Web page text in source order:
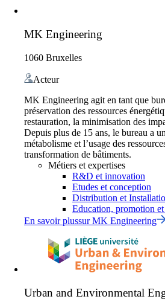
MK Engineering
1060 Bruxelles
Acteur
MK Engineering agit en tant que
préservation des ressources
restauration, la minimisation des
Depuis plus de 15 ans, le bureau a
métabolisme et l’usage des
transformation de bâtiments.
Métiers et expertises
R&D et innovation
Etudes et conception
Distribution et
Education, promotion
En savoir plussurMK Engineering
Urban and Environmental